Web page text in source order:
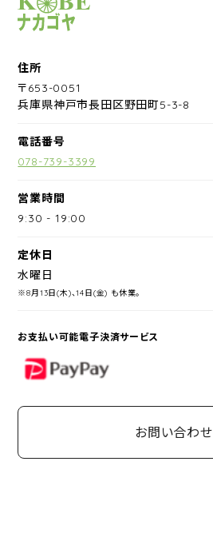
住所
〒653-0051
兵庫県神戸市長田区野田町5-3-8
電話番号
078-739-3399
営業時間
9:30 -19:00
定休日
水曜日
※8月13日(木)、14日(金) も休業。
お支払い可能電子決済サービス
PayPay
お問い合わせ